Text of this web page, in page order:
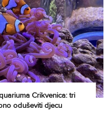
Crikvenica: tri
oduševiti djecu